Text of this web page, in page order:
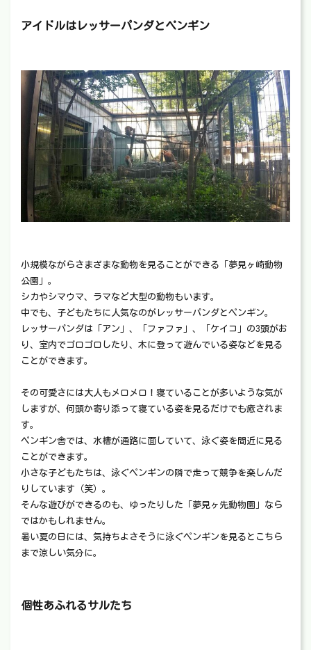
アイドルはレッサーパンダとペンギン
小規模ながらさまざまな動物を見ることができる「夢見ヶ崎動物
公園」。
シカやシマウマ、ラマなど大型の動物もいます。
中でも、子どもたちに人気なのがレッサーパンダとペンギン。
レッサーパンダは「アン」、「ファファ」、「ケイコ」の3頭がお
り、室内でゴロゴロしたり、木に登って遊んでいる姿などを見る
ことができます。
その可愛さには大人もメロメロ！寝ていることが多いような気が
しますが、何頭か寄り添って寝ている姿を見るだけでも癒されま
す。
ペンギン舎では、水槽が通路に面していて、泳ぐ姿を間近に見る
ことができます。
小さな子どもたちは、泳ぐペンギンの隣で走って競争を楽しんだ
りしています（笑）。
そんな遊びができるのも、ゆったりした「夢見ヶ先動物園」なら
ではかもしれません。
暑い夏の日には、気持ちよさそうに泳ぐペンギンを見るとこちら
まで涼しい気分に。
個性あふれるサルたち